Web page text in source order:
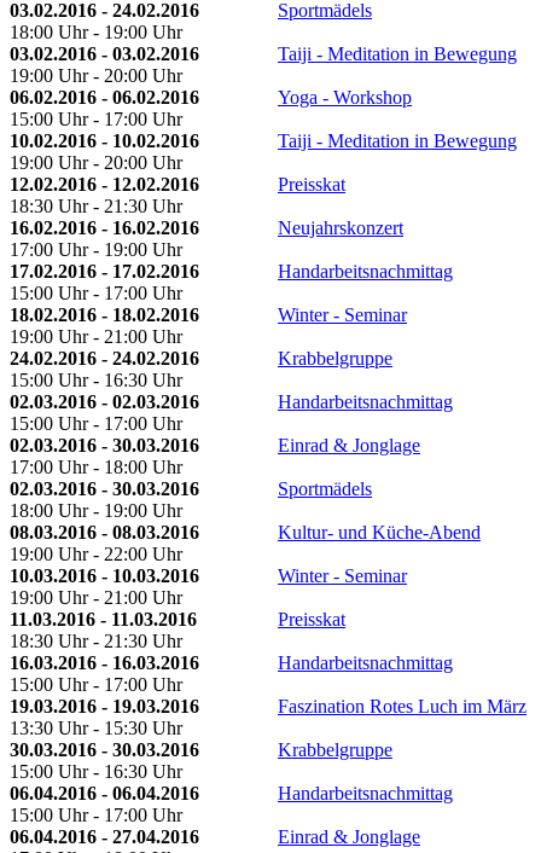
03.02.2016 - 24.02.2016
18:00 Uhr - 19:00 Uhr
Sportmädels
03.02.2016 - 03.02.2016
19:00 Uhr - 20:00 Uhr
Taiji - Meditation in Bewegung
06.02.2016 - 06.02.2016
15:00 Uhr - 17:00 Uhr
Yoga - Workshop
10.02.2016 - 10.02.2016
19:00 Uhr - 20:00 Uhr
Taiji - Meditation in Bewegung
12.02.2016 - 12.02.2016
18:30 Uhr - 21:30 Uhr
Preisskat
16.02.2016 - 16.02.2016
17:00 Uhr - 19:00 Uhr
Neujahrskonzert
17.02.2016 - 17.02.2016
15:00 Uhr - 17:00 Uhr
Handarbeitsnachmittag
18.02.2016 - 18.02.2016
19:00 Uhr - 21:00 Uhr
Winter - Seminar
24.02.2016 - 24.02.2016
15:00 Uhr - 16:30 Uhr
Krabbelgruppe
02.03.2016 - 02.03.2016
15:00 Uhr - 17:00 Uhr
Handarbeitsnachmittag
02.03.2016 - 30.03.2016
17:00 Uhr - 18:00 Uhr
Einrad & Jonglage
02.03.2016 - 30.03.2016
18:00 Uhr - 19:00 Uhr
Sportmädels
08.03.2016 - 08.03.2016
19:00 Uhr - 22:00 Uhr
Kultur- und Küche-Abend
10.03.2016 - 10.03.2016
19:00 Uhr - 21:00 Uhr
Winter - Seminar
11.03.2016 - 11.03.2016
18:30 Uhr - 21:30 Uhr
Preisskat
16.03.2016 - 16.03.2016
15:00 Uhr - 17:00 Uhr
Handarbeitsnachmittag
19.03.2016 - 19.03.2016
13:30 Uhr - 15:30 Uhr
Faszination Rotes Luch im März
30.03.2016 - 30.03.2016
15:00 Uhr - 16:30 Uhr
Krabbelgruppe
06.04.2016 - 06.04.2016
15:00 Uhr - 17:00 Uhr
Handarbeitsnachmittag
06.04.2016 - 27.04.2016
Einrad & Jonglage